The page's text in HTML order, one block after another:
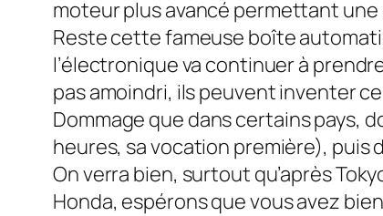
moteur plus avancé permettant
Reste cette fameuse boîte
l’électronique va continuer à
pas amoindri, ils peuvent inventer
Dommage que dans certains pays,
heures, sa vocation première), puis
On verra bien, surtout qu’après
Honda, espérons que vous avez